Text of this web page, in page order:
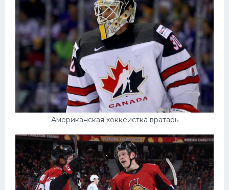
Американская хоккеистка вратарь